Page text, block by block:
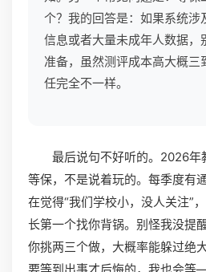
个？我的回答是：如果系统涉
信息或者大量未成年人数据，
准备，虽然测评成本高大概三
任完全不一样。
最后说句不好听的。2026年
等保，不是说着玩的。每季度有
在觉得“我们学校小，没人关注”
长第一个找你背锅。别怪我没提
你挑两三个做，大概率能躲过绝